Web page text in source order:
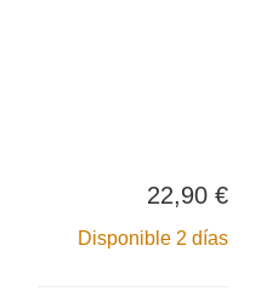
22,90 €
Disponible 2 días